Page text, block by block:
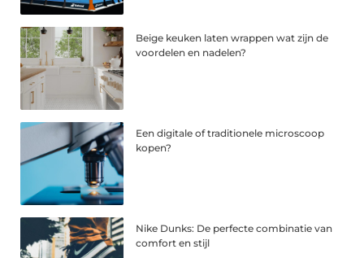
Beige keuken laten wrappen wat zijn de
voordelen en nadelen?
Een digitale of traditionele microscoop
kopen?
Nike Dunks: De perfecte combinatie van
comfort en stijl